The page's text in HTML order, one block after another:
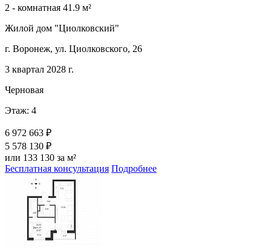
2 - комнатная 41.9 м²
Жилой дом "Циолковский"
г. Воронеж, ул. Циолковского, 26
3 квартал 2028 г.
Черновая
Этаж: 4
6 972 663 ₽
5 578 130 ₽
или 133 130 за м²
Бесплатная консультация Подробнее